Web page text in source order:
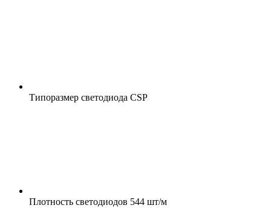
Типоразмер светодиода CSP
Плотность светодиодов 544 шт/м